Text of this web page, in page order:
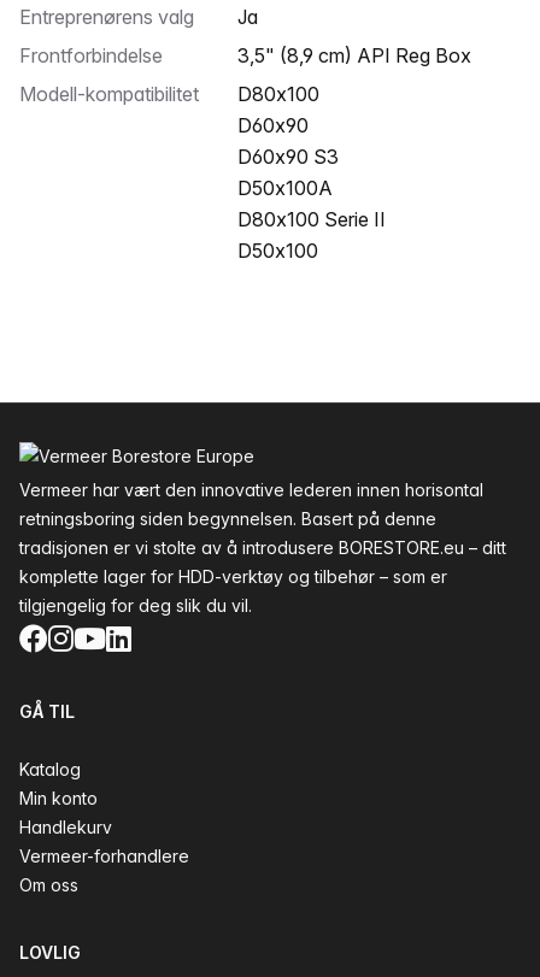
Entreprenørens valg
Ja
Frontforbindelse
3,5" (8,9 cm) API Reg Box
Modell-kompatibilitet
D80x100
D60x90
D60x90 S3
D50x100A
D80x100 Serie II
D50x100
Vermeer har vært den innovative lederen innen horisontal
retningsboring siden begynnelsen. Basert på denne
tradisjonen er vi stolte av å introdusere BORESTORE.eu – ditt
komplette lager for HDD-verktøy og tilbehør – som er
tilgjengelig for deg slik du vil.
Facebook
Instagram
YouTube
LinkedIn
GÅ TIL
Katalog
Min konto
Handlekurv
Vermeer-forhandlere
Om oss
LOVLIG